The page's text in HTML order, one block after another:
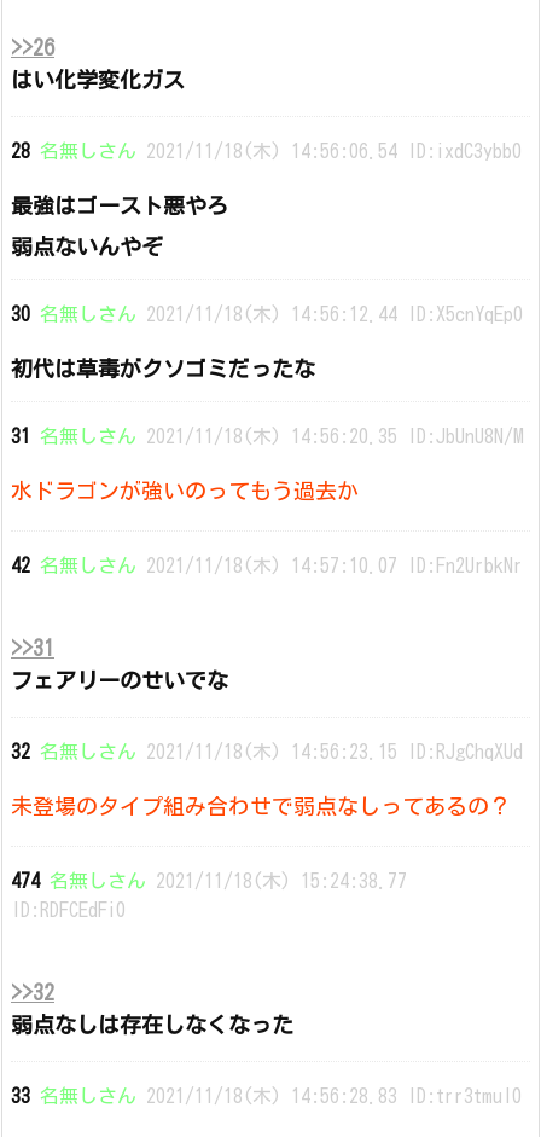
>>26
はい化学変化ガス
28 名無しさん 2021/11/18(木) 14:56:06.54 ID:ixdC3ybb0
最強はゴースト悪やろ
弱点ないんやぞ
30 名無しさん 2021/11/18(木) 14:56:12.44 ID:X5cnYqEp0
初代は草毒がクソゴミだったな
31 名無しさん 2021/11/18(木) 14:56:20.35 ID:JbUnU8N/M
水ドラゴンが強いのってもう過去か
42 名無しさん 2021/11/18(木) 14:57:10.07 ID:Fn2UrbkNr
>>31
フェアリーのせいでな
32 名無しさん 2021/11/18(木) 14:56:23.15 ID:RJgChqXUd
未登場のタイプ組み合わせで弱点なしってあるの？
474 名無しさん 2021/11/18(木) 15:24:38.77
ID:RDFCEdFi0
>>32
弱点なしは存在しなくなった
33 名無しさん 2021/11/18(木) 14:56:28.83 ID:trr3tmuI0